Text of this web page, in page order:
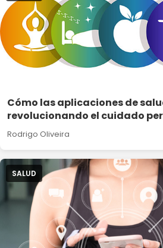
Cómo las aplicaciones de
revolucionando el cuidado
Rodrigo Oliveira
SALUD